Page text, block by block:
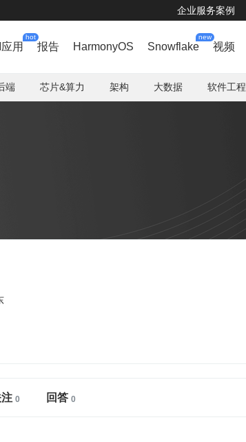
企业服务案例
用
hot
报告 HarmonyOS Snowflake
new
视频
端 芯片&算力 架构 大数据 软件工程
回答